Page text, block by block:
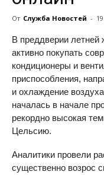
От Служба Новостей -
В преддверии летней
активно покупать
кондиционеры и
приспособления,
и охлаждение
началась в начале
рекордно высокая
Цельсию.
Аналитики провели
существенно возрос